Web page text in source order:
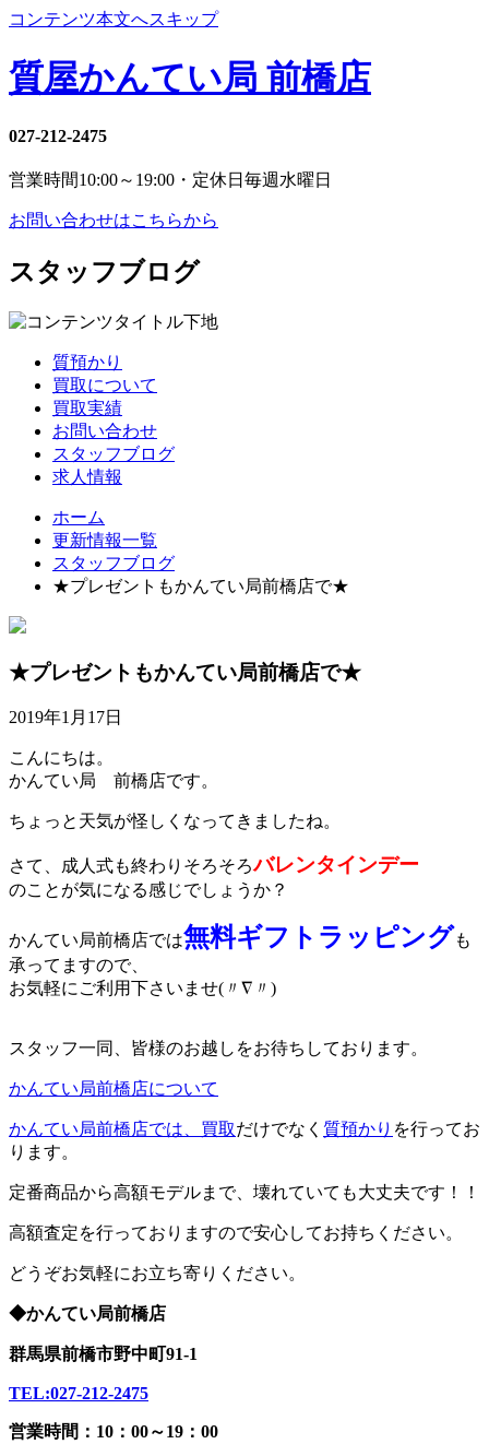
コンテンツ本文へスキップ
質屋かんてい局 前橋店
027-212-2475
営業時間10:00～19:00・定休日 毎週水曜日
お問い合わせはこちらから
スタッフブログ
質預かり
買取について
買取実績
お問い合わせ
スタッフブログ
求人情報
ホーム
更新情報一覧
スタッフブログ
★プレゼントもかんてい局前橋店で★
★プレゼントもかんてい局前橋店で★
2019年1月17日
こんにちは。
かんてい局 前橋店です。
ちょっと天気が怪しくなってきましたね。
さて、成人式も終わりそろそろバレンタインデー
のことが気になる感じでしょうか？
かんてい局前橋店では無料ギフトラッピングも
承ってますので、
お気軽にご利用下さいませ(〃∇〃)
スタッフ一同、皆様のお越しをお待ちしております。
かんてい局前橋店について
かんてい局前橋店では、 買取だけでなく 質預かり を行ってお
ります。
定番商品から高額モデルまで、壊れていても大丈夫です！！
高額査定を行っておりますので安心してお持ちください。
どうぞお気軽にお立ち寄りください。
◆かんてい局前橋店
群馬県前橋市野中町91-1
TEL:027-212-2475
営業時間：10：00～19：00